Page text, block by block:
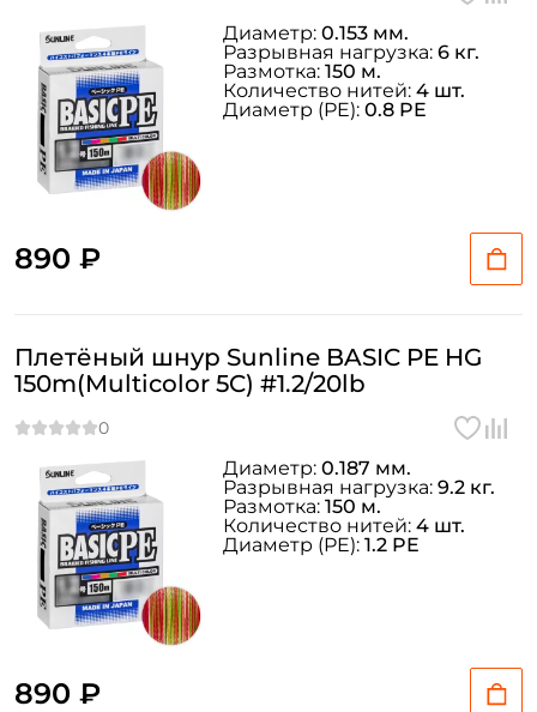
890 ₽
Диаметр: 0.153 мм.
Разрывная нагрузка: 6 кг.
Размотка: 150 м.
Количество нитей: 4 шт.
Диаметр (PE): 0.8 PE
Плетёный шнур Sunline BASIC PE HG
150m(Multicolor 5C) #1.2/20lb
890 ₽
Диаметр: 0.187 мм.
Разрывная нагрузка: 9.2 кг.
Размотка: 150 м.
Количество нитей: 4 шт.
Диаметр (PE): 1.2 PE
Создать аккаунт
ФИО: *
Email: *
Номер телефона: *
Придумайте пароль: *
Повторите пароль: *
Заполняя данную форму вы соглашаетесь на обработку
персональных данных